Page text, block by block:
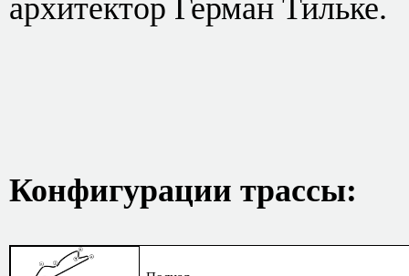
архитектор Герман Тильке.
Конфигурации трассы: